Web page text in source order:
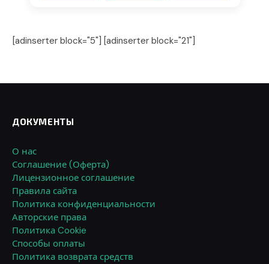
[adinserter block="5"] [adinserter block="21"]
ДОКУМЕНТЫ
О нас
Соглашение (Оферта)
Лицензионное соглашение
Правила сайта
Политика конфиденциальности
Авторские права
Политика Cookie
Способы оплаты
Политика возврата средств